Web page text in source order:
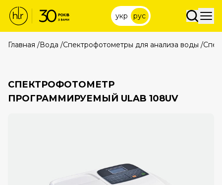
укр рус
Главная /Вода /Спектрофотометры для анализа воды /
СПЕКТРОФОТОМЕТР
ПРОГРАММИРУЕМЫЙ ULAB 108UV